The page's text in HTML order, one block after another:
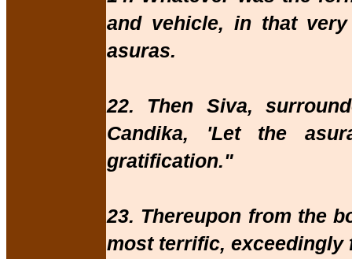
and vehicle, in that
asuras.
22. Then Siva,
Candika, 'Let the
gratification."
23. Thereupon from the
most terrific, exceedingly